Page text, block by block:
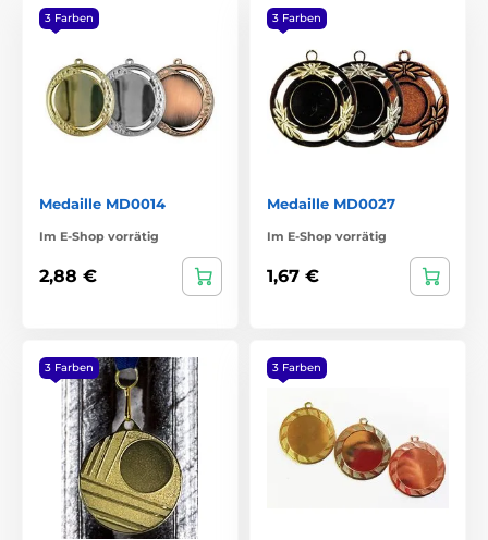
3 Farben
Medaille MD0014
Im E-Shop vorrätig
2,88 €
3 Farben
Medaille MD0027
Im E-Shop vorrätig
1,67 €
3 Farben 3 Farben